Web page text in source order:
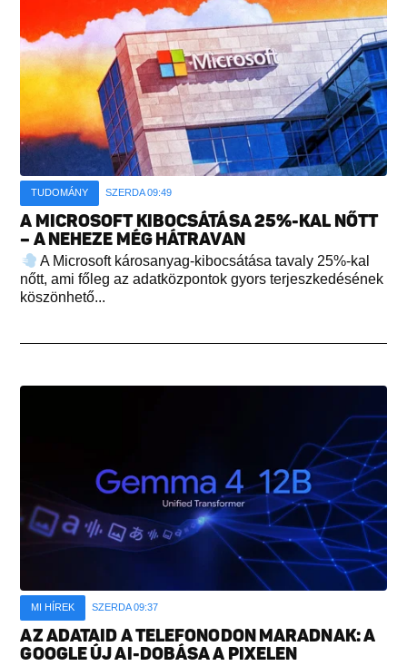
TUDOMÁNY SZERDA 09:49
A MICROSOFT KIBOCSÁTÁSA 25%-KAL NŐTT
– A NEHEZE MÉG HÁTRAVAN
A Microsoft károsanyag-kibocsátása tavaly 25%-kal
nőtt, ami főleg az adatközpontok gyors terjeszkedésének
köszönhető...
MI HÍREK SZERDA 09:37
AZ ADATAID A TELEFONODON MARADNAK: A
GOOGLE ÚJ AI-DOBÁSA A PIXELEN